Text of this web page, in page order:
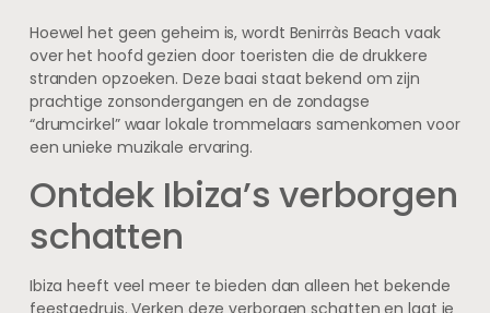
Hoewel het geen geheim is, wordt Benirràs Beach vaak
over het hoofd gezien door toeristen die de drukkere
stranden opzoeken. Deze baai staat bekend om zijn
prachtige zonsondergangen en de zondagse
“drumcirkel” waar lokale trommelaars samenkomen voor
een unieke muzikale ervaring.
Ontdek Ibiza’s verborgen
schatten
Ibiza heeft veel meer te bieden dan alleen het bekende